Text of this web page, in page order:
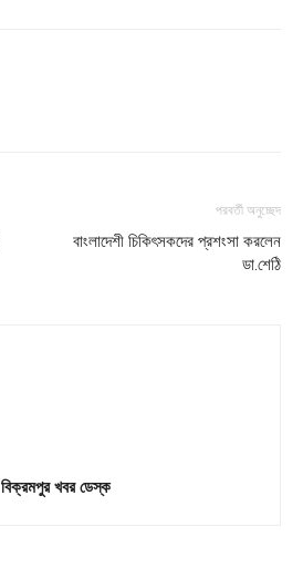
পরবর্তী অনুচ্ছেদ
বাংলাদেশী চিকিৎসকদের প্রশংসা করলেন
ডা.শেঠি
বিক্রমপুর খবর ডেস্ক